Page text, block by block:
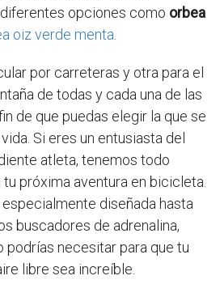
opciones como orbea
oiz verde menta
por carreteras y otra para el
de todas y cada una de las
de que puedas elegir la que se
Si eres un entusiasta del
atleta, tenemos todo
próxima aventura en bicicleta.
diseñada hasta
buscadores de adrenalina,
necesitar para que tu
libre sea increíble.